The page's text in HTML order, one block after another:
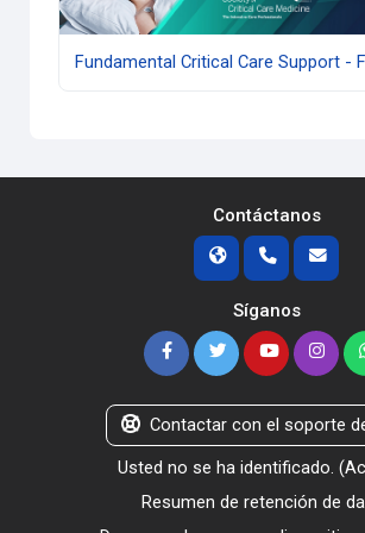
Fundamental Critical Care Support -
Contáctanos
Síganos
Contactar con el soporte
Usted no se ha identificado. (
Resumen de retención de